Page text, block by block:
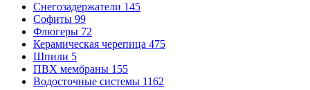
Снегозадержатели 145
Софиты 99
Флюгеры 72
Керамическая черепица 475
Шпили 5
ПВХ мембраны 155
Водосточные системы 1162